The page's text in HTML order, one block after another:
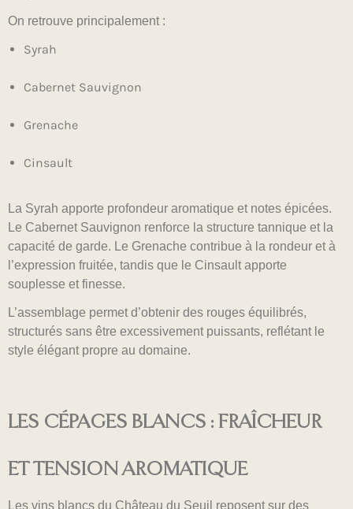
On retrouve principalement :
Syrah
Cabernet Sauvignon
Grenache
Cinsault
La Syrah apporte profondeur aromatique et notes épicées.
Le Cabernet Sauvignon renforce la structure tannique et la
capacité de garde. Le Grenache contribue à la rondeur et à
l’expression fruitée, tandis que le Cinsault apporte
souplesse et finesse.
L’assemblage permet d’obtenir des rouges équilibrés,
structurés sans être excessivement puissants, reflétant le
style élégant propre au domaine.
LES CÉPAGES BLANCS : FRAÎCHEUR
ET TENSION AROMATIQUE
Les vins blancs du Château du Seuil reposent sur des